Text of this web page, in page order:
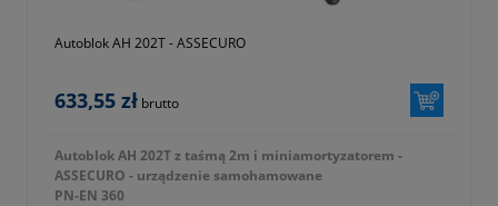
Autoblok AH 202T - ASSECURO
633,55 zł brutto
Autoblok AH 202T z taśmą 2m i miniamortyzatorem -
ASSECURO - urządzenie samohamowane
PN-EN 360